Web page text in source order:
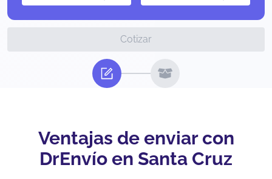
Cotizar
Ventajas de enviar con
DrEnvío en Santa Cruz